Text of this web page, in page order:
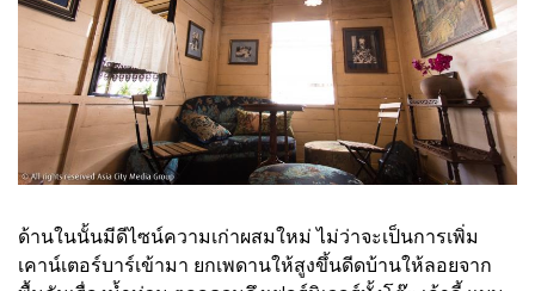
ด้านในนั้นมีดีไซน์ความเก่าผสมใหม่ ไม่ว่าจะเป็นการเพิ่ม
เคาน์เตอร์บาร์เข้ามา ยกเพดานให้สูงขึ้นดีดบ้านให้ลอยจาก